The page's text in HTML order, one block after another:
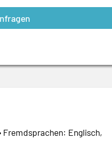
Fremdsprachen: Englisch,